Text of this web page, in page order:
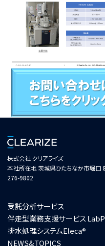
株式会社 クリアライズ
本社所在地 茨城県ひたちなか市堀口
276-9802
受託分析サービス
伴走型業務支援サービス
排水処理システムEleca®
NEWS&TOPICS